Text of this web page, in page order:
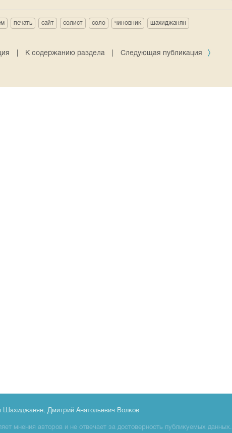
печать сайт солист соло чиновник шахиджанян
К содержанию раздела Следующая публикация
Шахиджанян, Дмитрий Анатольевич Волков
мнения авторов и не отвечает за достоверность публикуемых данных.